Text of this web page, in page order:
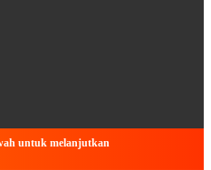
untuk melanjutkan